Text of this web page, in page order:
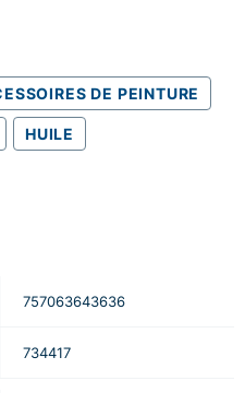
DE PEINTURE
HUILE
757063643636
734417